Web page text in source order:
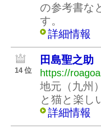
の参考書な
す。
詳細情報
14 位
田島聖之助
https://
地元（九州
と猫と楽し
詳細情報